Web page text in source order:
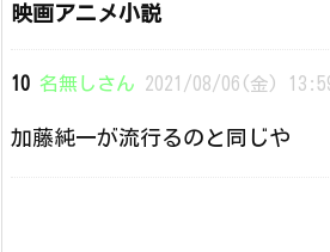
映画アニメ小説
10 名無しさん 2021/08/06(金)
加藤純一が流行るのと同じや